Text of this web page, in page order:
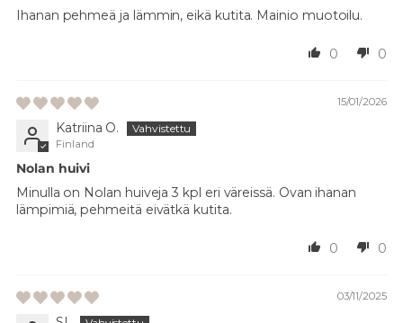
Ihanan pehmeä ja lämmin, eikä kutita. Mainio muotoilu.
0 0
15/01/2026
Katriina O.
Finland
Nolan huivi
Minulla on Nolan huiveja 3 kpl eri väreissä. Ovan ihanan
lämpimiä, pehmeitä eivätkä kutita.
0 0
03/11/2025